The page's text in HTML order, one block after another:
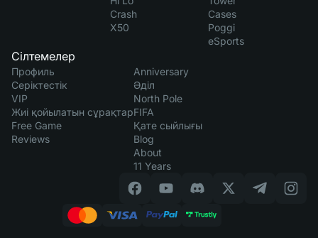
Crash
X50
Cases
Poggi
eSports
Сілтемелер
Профиль
Серіктестік
VIP
Жиі қойылатын сұрақтар
Free Game
Reviews
Anniversary
Әділ
North Pole
FIFA
Қате сыйлығы
Blog
About
11 Years